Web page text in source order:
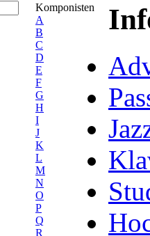
Komponisten
A
B
C
D
E
F
G
H
I
J
K
L
M
N
O
P
Q
R